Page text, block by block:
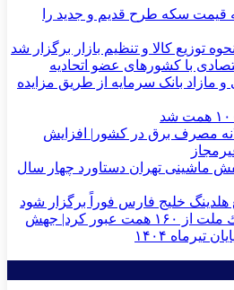
قیمت سکه طرح قدیم و جدید را
توزیع کالا و تنظیم بازار برگزار شد
با کشورهای عضو اتحادیه
و مازاد بانک سرمایه از طریق مزایده
مصرف برق در کشور| افزایش
ماشینی تهران دستاورد چهار سال
خلیج فارس فوراً برگزار شود
درآمدهای عملیاتی بانك ملت از ۱۶۰ همت عبور كرد| جهش